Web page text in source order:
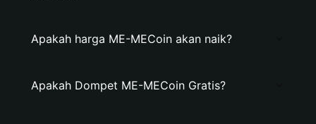
Apakah harga ME-MECoin akan naik?
Apakah Dompet ME-MECoin Gratis?